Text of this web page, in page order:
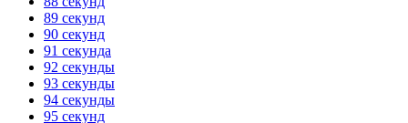
89 секунд
90 секунд
91 секунда
92 секунды
93 секунды
94 секунды
95 секунд